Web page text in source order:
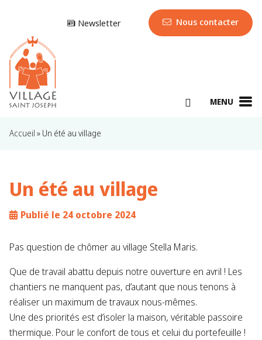
Newsletter Nous contacter
MENU
Accueil » Un été au village
Un été au village
Publié le 24 octobre 2024
Pas question de chômer au village Stella Maris.
Que de travail abattu depuis notre ouverture en avril ! Les
chantiers ne manquent pas, d’autant que nous tenons à
réaliser un maximum de travaux nous-mêmes.
Une des priorités est d’isoler la maison, véritable passoire
thermique. Pour le confort de tous et celui du portefeuille !